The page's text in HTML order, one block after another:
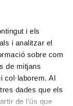
i els
i analitzar el
sobre com
de mitjans
col·laborem. Al
dades que els
de l'ús que